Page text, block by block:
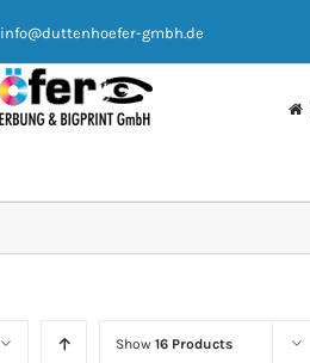
info@duttenhoefer-gmbh.de
Show 16 Products